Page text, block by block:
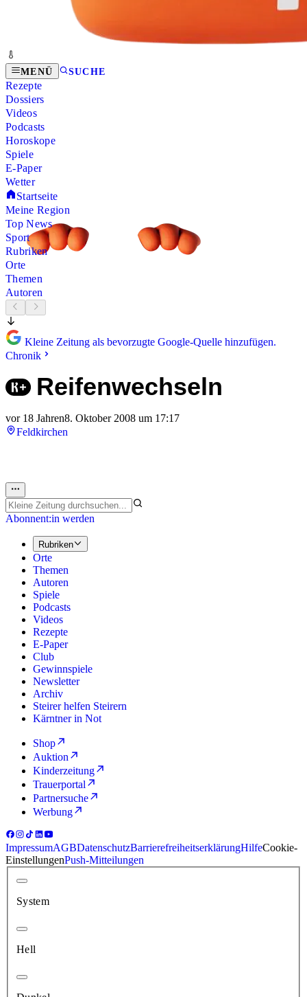
MENÜ SUCHE
Rezepte
Dossiers
Videos
Podcasts
Horoskope
Spiele
E-Paper
Wetter
Startseite
Meine Region
Top News
Sport
Rubriken
Orte
Themen
Autoren
Kleine Zeitung als bevorzugte Google-Quelle hinzufügen.
Chronik
Reifenwechseln
vor 18 Jahren8. Oktober 2008 um 17:17
Feldkirchen
Abonnent:in werden
Rubriken
Orte
Themen
Autoren
Spiele
Podcasts
Videos
Rezepte
E-Paper
Club
Gewinnspiele
Newsletter
Archiv
Steirer helfen Steirern
Kärntner in Not
Shop
Auktion
Kinderzeitung
Trauerportal
Partnersuche
Werbung
ImpressumAGBDatenschutzBarrierefreiheitserklärungHilfeCookie-
EinstellungenPush-Mitteilungen
System
Hell